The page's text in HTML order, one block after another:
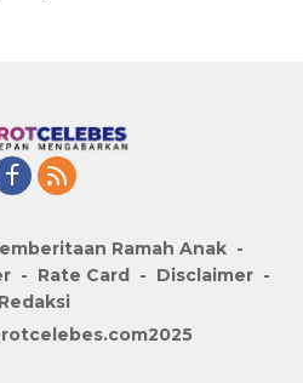
Ramah Anak
Rate Card
Disclaimer
Redaksi